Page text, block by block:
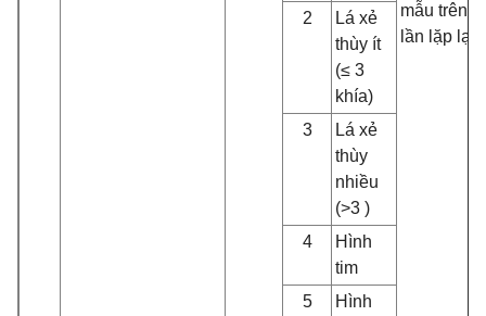
mẫu trên 3
lần lặp lại
2
Lá xẻ
thùy ít
(≤ 3
khía)
3
Lá xẻ
thùy
nhiều
(>3 )
4
Hình
tim
5
Hình